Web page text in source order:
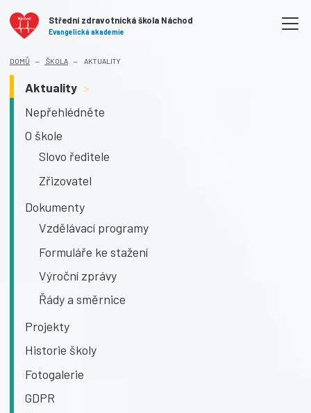
Střední zdravotnická škola Náchod
Evangelická akademie
DOMŮ ŠKOLA AKTUALITY
Aktuality >
Nepřehlédněte
O škole
Slovo ředitele
Zřizovatel
Dokumenty
Vzdělávací programy
Formuláře ke stažení
Výroční zprávy
Řády a směrnice
Projekty
Historie školy
Fotogalerie
GDPR